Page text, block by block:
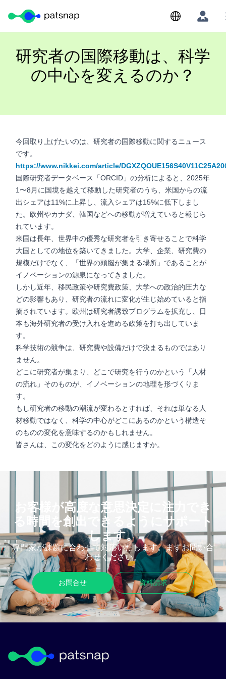
Skip
to
研究者の国際移動は、科学
の中心を変えるのか？
今回取り上げたいのは、研究者の国際移動に関するニュース
です。
https://www.nikkei.com/article/
国際研究者データベース「ORCID」の分析によると、2025年
1〜8月に国境を越えて移動した研究者のうち、米国からの流
出シェアは11%に上昇し、流入シェアは15%に低下しまし
た。欧州やカナダ、韓国などへの移動が増えていると報じら
れています。
米国は長年、世界中の優秀な研究者を引き寄せることで科学
大国としての地位を築いてきました。大学、企業、研究費の
規模だけでなく、「世界の頭脳が集まる場所」であることが
イノベーションの源泉になってきました。
しかし近年、移民政策や研究費政策、大学への政治的圧力な
どの影響もあり、研究者の流れに変化が生じ始めていると指
摘されています。欧州は研究者誘致プログラムを拡充し、日
本も海外研究者の受け入れを進める政策を打ち出していま
す。
科学技術の競争は、研究費や設備だけで決まるものではあり
ません。
どこに研究者が集まり、どこで研究を行うのかという「人材
の流れ」そのものが、イノベーションの地理を形づくりま
す。
もし研究者の移動の潮流が変わるとすれば、それは単なる人
材移動ではなく、科学の中心がどこにあるのかという構造そ
のものの変化を意味するのかもしれません。
皆さんは、この変化をどのように感じますか。
お客様が高度な意思決定に注力でき
る時間を創出できるようにサポート
します。
専門家が課題に合わせて対応いたします。まずお問い合
わせください。
お問合せ 資料請求